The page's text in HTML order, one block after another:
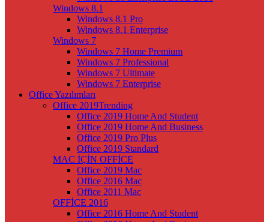
Windows 8.1
Windows 8.1 Pro
Windows 8.1 Enterprise
Windows 7
Windows 7 Home Premium
Windows 7 Professional
Windows 7 Ultimate
Windows 7 Enterprise
Office Yazılımları
Office 2019Trending
Office 2019 Home And Student
Office 2019 Home And Business
Office 2019 Pro Plus
Office 2019 Standard
MAC İÇİN OFFİCE
Office 2019 Mac
Office 2016 Mac
Office 2011 Mac
OFFİCE 2016
Office 2016 Home And Student